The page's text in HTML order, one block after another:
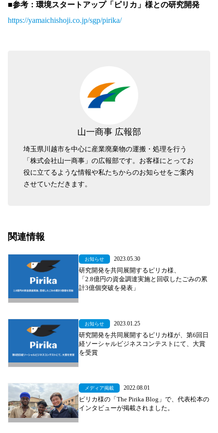
■参考：環境スタートアップ「ピリカ」様との研究開発
https://yamaichishoji.co.jp/sgp/pirika/
山一商事 広報部
埼玉県川越市を中心に産業廃棄物の運搬・処理を行う
「株式会社山一商事」の広報部です。お客様にとってお
役に立てるような情報や私たちからのお知らせをご案内
させていただきます。
関連情報
お知らせ 2023.05.30
研究開発を共同展開するピリカ様、
「2.8億円の資金調達実施と回収したごみの累
計3億個突破を発表」
お知らせ 2023.01.25
研究開発を共同展開するピリカ様が、第6回日
経ソーシャルビジネスコンテストにて、大賞
を受賞
メディア掲載 2022.08.01
ピリカ様の「The Pirika Blog」で、代表松本の
インタビューが掲載されました。